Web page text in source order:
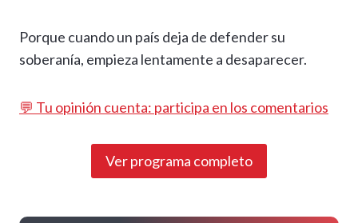
Porque cuando un país deja de defender su
soberanía, empieza lentamente a desaparecer.
💬 Tu opinión cuenta: participa en los comentarios
Ver programa completo